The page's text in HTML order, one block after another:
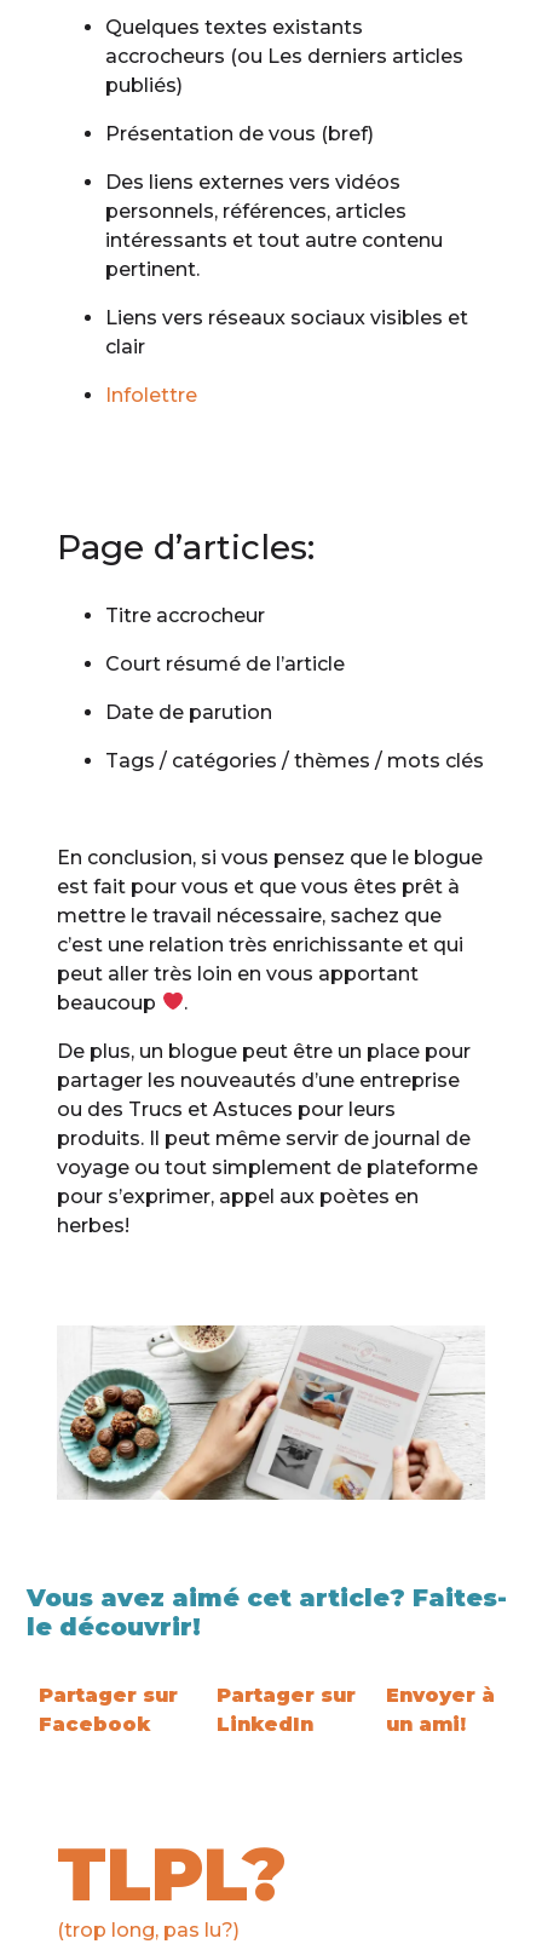
Quelques textes existants
accrocheurs (ou Les derniers articles
publiés)
Présentation de vous (bref)
Des liens externes vers vidéos
personnels, références, articles
intéressants et tout autre contenu
pertinent.
Liens vers réseaux sociaux visibles et
clair
Infolettre
Page d’articles:
Titre accrocheur
Court résumé de l’article
Date de parution
Tags / catégories / thèmes / mots clés
En conclusion, si vous pensez que le blogue
est fait pour vous et que vous êtes prêt à
mettre le travail nécessaire, sachez que
c’est une relation très enrichissante et qui
peut aller très loin en vous apportant
beaucoup
.
De plus, un blogue peut être un place pour
partager les nouveautés d’une entreprise
ou des Trucs et Astuces pour leurs
produits. Il peut même servir de journal de
voyage ou tout simplement de plateforme
pour s’exprimer, appel aux poètes en
herbes!
Vous avez aimé cet article? Faites-
le découvrir!
Partager sur
Facebook
Partager sur
LinkedIn
Envoyer à
un ami!
TLPL?
(trop long, pas lu?)